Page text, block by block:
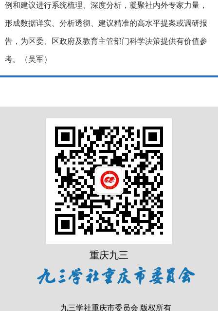
例和建议进行系统梳理、深度分析，凝聚社内外专家力量，
形成数据详实、分析透彻、建议精准的高水平提案或调研报
告，为区委、区政府及教育主管部门科学决策提供有价值参
考。（吴军）
重庆九三
九三学社重庆市委员会 版权所有